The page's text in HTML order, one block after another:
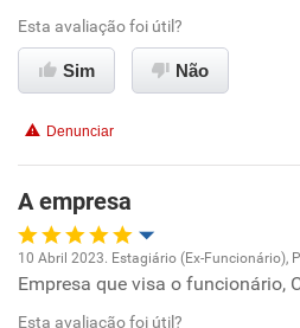
Recomenda esta empresa
Ambiente de trabalho
Conciliação com a vida familiar
Recomenda esta empresa
Esta avaliação foi útil?
Sim Não
Denunciar
A empresa
Oportunidade de promoção
10 Abril 2023. Estagiário (Ex-Funcionário),
Empresa que visa o funcionário,
Esta avaliação foi útil?